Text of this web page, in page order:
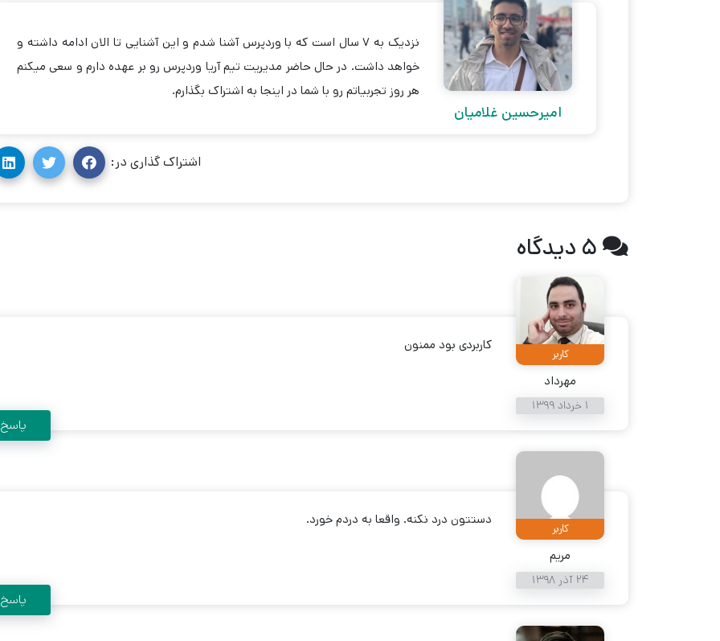
امیرحسین غلامیان
نزدیک به 7 سال است که با وردپرس آشنا شدم و این آشنایی تا الان ادامه داشته و
خواهد داشت. در حال حاضر مدیریت تیم آریا وردپرس رو بر عهده دارم و سعی میکنم
هر روز تجربیاتم رو با شما در اینجا به اشتراک بگذارم.
اشتراک گذاری در:
کاربر
مهرداد
1 خرداد 1399
کاربردی بود ممنون
پاسخ
کاربر
مریم
24 آذر 1398
دستتون درد نکنه. واقعا به دردم خورد.
پاسخ